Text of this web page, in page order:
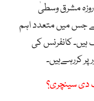
مشرق وسطیٰ
جس میں متعدد اہم
کانفرنس کی
پر کررہےہیں۔
دی سینچری؟